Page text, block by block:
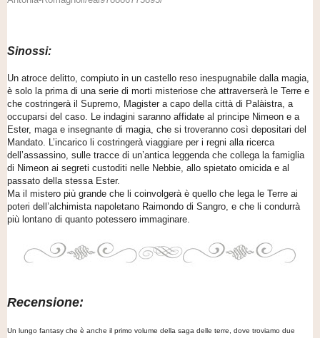
Sinossi:
Un atroce delitto, compiuto in un castello reso inespugnabile dalla magia,
è solo la prima di una serie di morti misteriose che attraverserà le Terre e
che costringerà il Supremo, Magister a capo della città di Palàistra, a
occuparsi del caso. Le indagini saranno affidate al principe Nimeon e a
Ester, maga e insegnante di magia, che si troveranno così depositari del
Mandato. L’incarico li costringerà viaggiare per i regni alla ricerca
dell’assassino, sulle tracce di un’antica leggenda che collega la famiglia
di Nimeon ai segreti custoditi nelle Nebbie, allo spietato omicida e al
passato della stessa Ester.
Ma il mistero più grande che li coinvolgerà è quello che lega le Terre ai
poteri dell’alchimista napoletano Raimondo di Sangro, e che li condurrà
più lontano di quanto potessero immaginare.
Recensione:
Un lungo fantasy che è anche il primo volume della saga delle terre, dove troviamo due